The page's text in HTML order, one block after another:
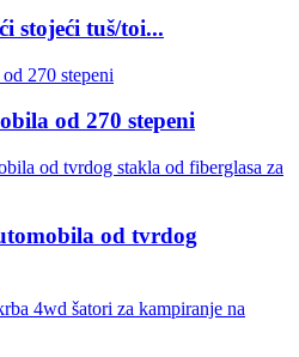
stojeći tuš/toi...
od 270 stepeni
od tvrdog